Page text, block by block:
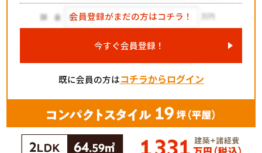
会員登録がまだの方はコチラ！
今すぐ会員登録！
既に会員の方はコチラからログイン